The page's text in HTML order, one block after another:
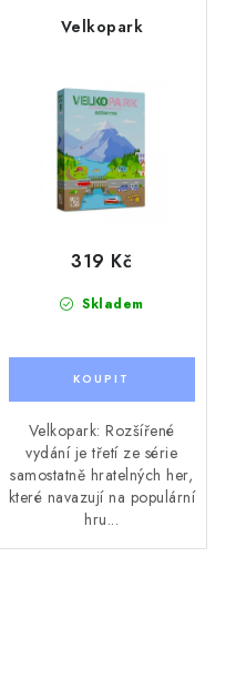
Velkopark
Skladem
319 Kč
Velkopark: Rozšířené
vydání je třetí ze série
samostatně hratelných her,
které navazují na populární
hru...